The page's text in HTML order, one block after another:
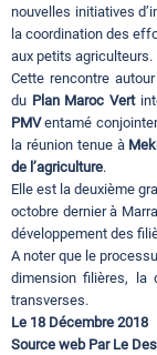
nouvelles initiatives
la coordination des
aux petits agriculteurs.
Cette rencontre
du Plan Maroc Vert
PMVentamé
la réunion tenue à
de l’agriculture.
Elle est la deuxième
octobre dernier à
développement des
A noter que le
dimension filières, la
transverses.
Le 18 Décembre 2018
Source web Par Le